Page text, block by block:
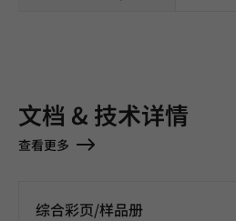
文档 & 技术详情
查看更多
综合彩页/样品册